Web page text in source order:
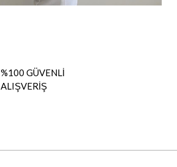
%100 GÜVENLİ
ALIŞVERİŞ